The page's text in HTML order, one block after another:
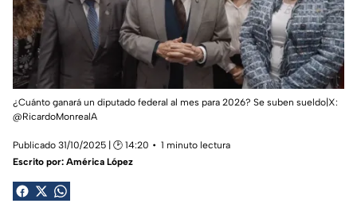
¿Cuánto ganará un diputado federal al mes para 2026? Se suben sueldo|X:
@RicardoMonrealA
Publicado 31/10/2025 | 🕑 14:20
1 minuto lectura
Escrito por: América López